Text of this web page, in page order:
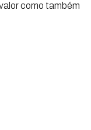
como também